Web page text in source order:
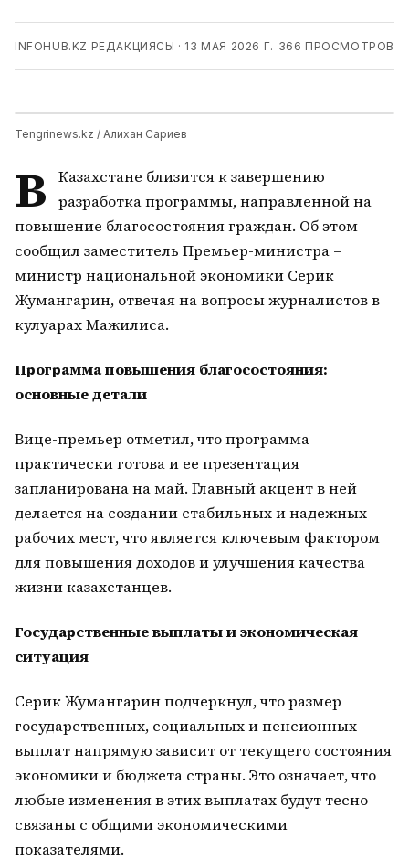
INFOHUB.KZ РЕДАКЦИЯСЫ · 13 МАЯ 2026 Г. 366 ПРОСМОТРОВ
Tengrinews.kz / Алихан Сариев
В
Казахстане близится к завершению
разработка программы, направленной на
повышение благосостояния граждан. Об этом
сообщил заместитель Премьер-министра –
министр национальной экономики Серик
Жумангарин, отвечая на вопросы журналистов в
кулуарах Мажилиса.
Программа повышения благосостояния:
основные детали
Вице-премьер отметил, что программа
практически готова и ее презентация
запланирована на май. Главный акцент в ней
делается на создании стабильных и надежных
рабочих мест, что является ключевым фактором
для повышения доходов и улучшения качества
жизни казахстанцев.
Государственные выплаты и экономическая
ситуация
Серик Жумангарин подчеркнул, что размер
государственных, социальных и пенсионных
выплат напрямую зависит от текущего состояния
экономики и бюджета страны. Это означает, что
любые изменения в этих выплатах будут тесно
связаны с общими экономическими
показателями.